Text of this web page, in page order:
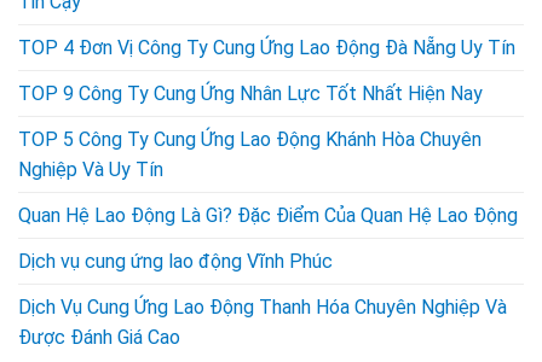
TOP 4 Đơn Vị Công Ty Cung Ứng Lao Động Đà Nẵng Uy Tín
TOP 9 Công Ty Cung Ứng Nhân Lực Tốt Nhất Hiện Nay
TOP 5 Công Ty Cung Ứng Lao Động Khánh Hòa Chuyên
Nghiệp Và Uy Tín
Quan Hệ Lao Động Là Gì? Đặc Điểm Của Quan Hệ Lao Động
Dịch vụ cung ứng lao động Vĩnh Phúc
Dịch Vụ Cung Ứng Lao Động Thanh Hóa Chuyên Nghiệp Và
Được Đánh Giá Cao